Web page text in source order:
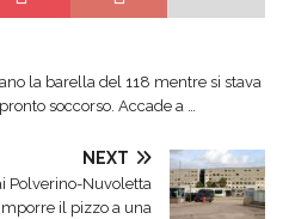
la barella del 118 mentre si stava
soccorso. Accade a …
NEXT
Polverino-Nuvoletta
il pizzo a una